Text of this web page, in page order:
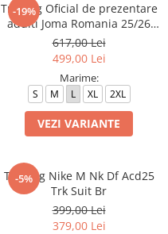
-19%
Trening Oficial de prezentare
adulti Joma Romania 25/26
Crem
617,00 Lei
499,00 Lei
Marime:
S M L XL 2XL
VEZI VARIANTE
-5%
Trening Nike M Nk Df Acd25
Trk Suit Br
399,00 Lei
379,00 Lei